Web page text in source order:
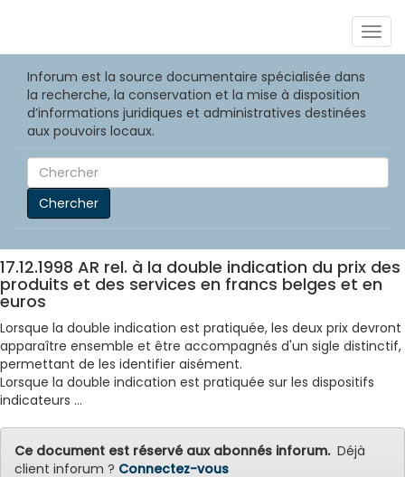
Inforum est la source documentaire spécialisée dans
la recherche, la conservation et la mise à disposition
d’informations juridiques et administratives destinées
aux pouvoirs locaux.
Chercher
17.12.1998 AR rel. à la double indication du prix des
produits et des services en francs belges et en
euros
Lorsque la double indication est pratiquée, les deux prix devront
apparaître ensemble et être accompagnés d'un sigle distinctif,
permettant de les identifier aisément.
Lorsque la double indication est pratiquée sur les dispositifs
indicateurs ...
Ce document est réservé aux abonnés inforum.Déjà
client inforum ? Connectez-vous